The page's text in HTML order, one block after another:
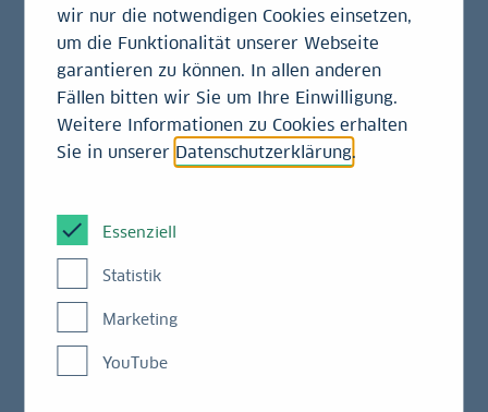
200 Jahren die Bank gegründet und das mit gerade
einmal 30 Jahren. Mittels Künstlicher Intelligenz
haben wir sie nun wieder zum Leben erweckt. Als
Corporate Influencerin bekommt sie ihren eigenen
LinkedIn-Kanal, um die LBBW als Arbeitgeberin
vorzustellen und potenzielle Mitarbeitende zu
Vom alten Portrait zur
Künstlichen Intelligenz
wir nur die notwendigen Cookies einsetzen,
um die Funktionalität unserer Webseite
garantieren zu können. In allen anderen
Fällen bitten wir Sie um Ihre Einwilligung.
Weitere Informationen zu Cookies erhalten
Sie in unserer Datenschutzerklärung.
Essenziell
Statistik
Marketing
YouTube